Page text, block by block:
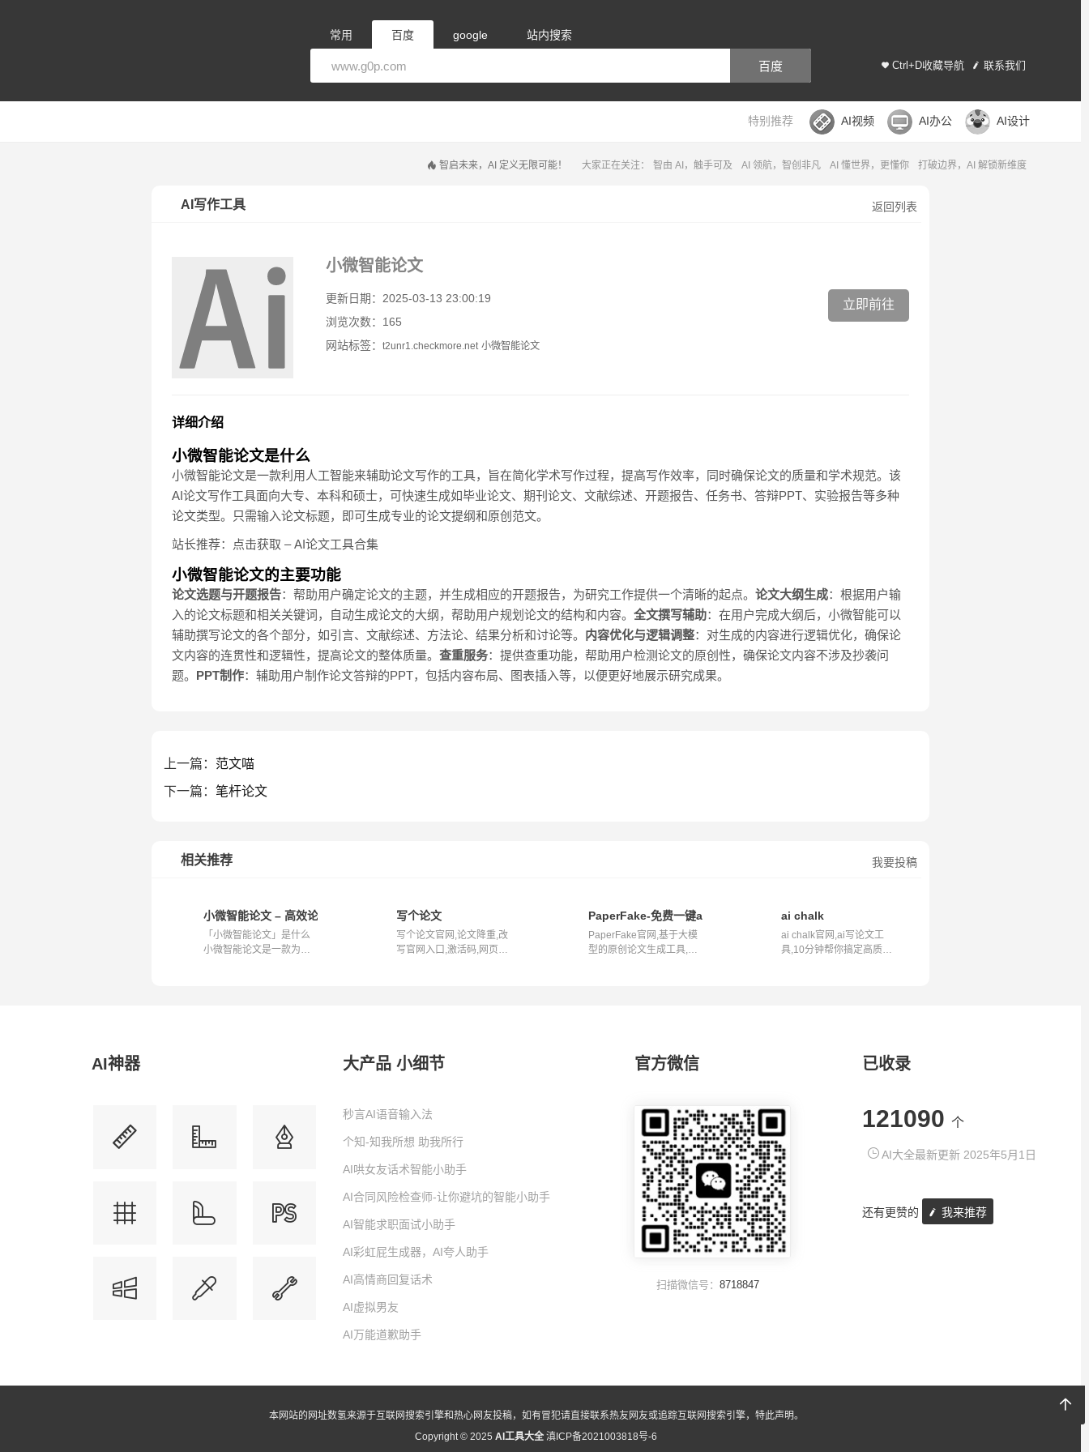
常用 百度 google 站内搜索
Ctrl+D收藏导航 联系我们
百度
特别推荐 AI视频 AI办公 AI设计
大家正在关注： 智由 AI，触手可及 AI 领航，智创非凡 AI 懂世界，更懂你 打破边界，AI 解锁新维度
智启未来，AI 定义无限可能！
返回列表
AI写作工具
小微智能论文
更新日期：2025-03-13 23:00:19
浏览次数：165
网站标签： t2unr1.checkmore.net 小微智能论文
立即前往
详细介绍
小微智能论文是什么
小微智能论文是一款利用人工智能来辅助论文写作的工具，旨在简化学术写作过程，提高写作效率，同时确保论文的质量和学术规范。该
AI论文写作工具面向大专、本科和硕士，可快速生成如毕业论文、期刊论文、文献综述、开题报告、任务书、答辩PPT、实验报告等多种
论文类型。只需输入论文标题，即可生成专业的论文提纲和原创范文。
站长推荐：点击获取 – AI论文工具合集
小微智能论文的主要功能
论文选题与开题报告：帮助用户确定论文的主题，并生成相应的开题报告，为研究工作提供一个清晰的起点。 论文大纲生成：根据用户输
入的论文标题和相关关键词，自动生成论文的大纲，帮助用户规划论文的结构和内容。 全文撰写辅助：在用户完成大纲后，小微智能可以
辅助撰写论文的各个部分，如引言、文献综述、方法论、结果分析和讨论等。 内容优化与逻辑调整：对生成的内容进行逻辑优化，确保论
文内容的连贯性和逻辑性，提高论文的整体质量。 查重服务：提供查重功能，帮助用户检测论文的原创性，确保论文内容不涉及抄袭问
题。 PPT制作：辅助用户制作论文答辩的PPT，包括内容布局、图表插入等，以便更好地展示研究成果。
上一篇： 范文喵
下一篇： 笔杆论文
我要投稿
相关推荐
小微智能论文 – 高效论文创作好帮手
「小微智能论文」是什么
小微智能论文是一款为用
写个论文
写个论文官网,论文降重,改
写官网入口,激活码,网页版
PaperFake-免费一键ai论文
PaperFake官网,基于大模
型的原创论文生成工具,10
ai chalk
ai chalk官网,ai写论文工
具,10分钟帮你搞定高质量
AI神器 大产品 小细节
秒言AI语音输入法
个知-知我所想 助我所行
AI哄女友话术智能小助手
AI合同风险检查师-让你避坑的智能小助手
AI智能求职面试小助手
AI彩虹屁生成器，AI夸人助手
AI高情商回复话术
AI虚拟男友
AI万能道歉助手
官方微信
扫描微信号：8718847
已收录
121090 个
AI大全最新更新 2025年5月1日
还有更赞的 我来推荐
本网站的网址数氢来源于互联网搜索引擎和热心网友投稿，如有冒犯请直接联系热友网友或追踪互联网搜索引擎，特此声明。
Copyright © 2025AI工具大全滇ICP备2021003818号-6